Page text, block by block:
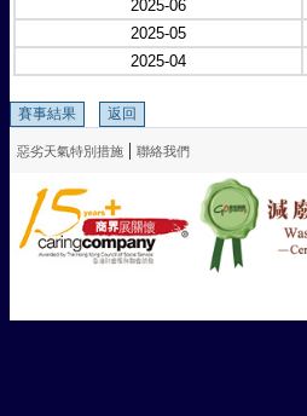
2025-06
2025-05
2025-04